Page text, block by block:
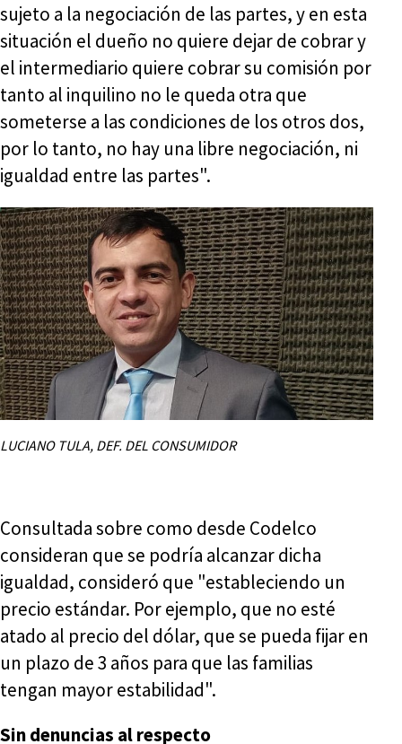
sujeto a la negociación de las partes, y en esta
situación el dueño no quiere dejar de cobrar y
el intermediario quiere cobrar su comisión por
tanto al inquilino no le queda otra que
someterse a las condiciones de los otros dos,
por lo tanto, no hay una libre negociación, ni
igualdad entre las partes".
LUCIANO TULA, DEF. DEL CONSUMIDOR
Consultada sobre como desde Codelco
consideran que se podría alcanzar dicha
igualdad, consideró que "estableciendo un
precio estándar. Por ejemplo, que no esté
atado al precio del dólar, que se pueda fijar en
un plazo de 3 años para que las familias
tengan mayor estabilidad".
Sin denuncias al respecto